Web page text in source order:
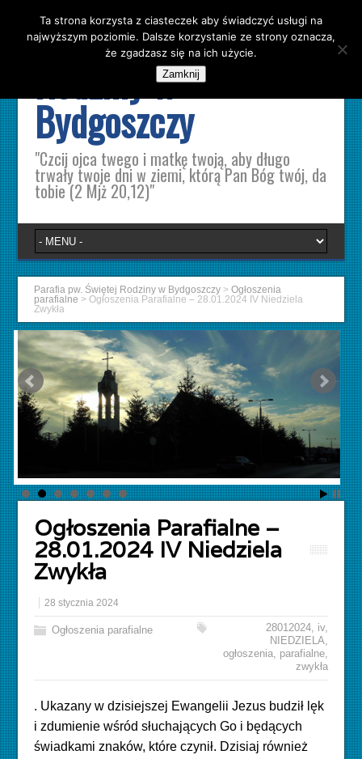
Parafia pw. Świętej
Rodziny w
Bydgoszczy
"Czcij ojca twego i matkę twoją, aby długo
trwały twoje dni w ziemi, którą Pan Bóg twój, da
tobie (2 Mjż 20,12)"
Parafia pw. Świętej Rodziny w Bydgoszczy >Ogłoszenia
parafialne >Ogłoszenia Parafialne – 28.01.2024 IV Niedziela
Zwykła
Ogłoszenia Parafialne –
28.01.2024 IV Niedziela
Zwykła
28 stycznia 2024
Ogłoszenia parafialne 28012024, iv,
NIEDZIELA,
ogłoszenia, parafialne,
zwykła
. Ukazany w dzisiejszej Ewangelii Jezus budził lęk
i zdumienie wśród słuchających Go i będących
świadkami znaków, które czynił. Dzisiaj również
Ta strona korzysta z ciasteczek aby świadczyć usługi na
najwyższym poziomie. Dalsze korzystanie ze strony oznacza,
że zgadzasz się na ich użycie.
Zamknij